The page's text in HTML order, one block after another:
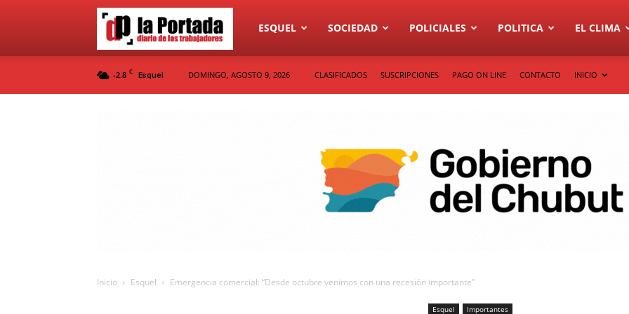
Diario
ESQUEL SOCIEDAD POLICIALES POLITICA EL CLIMA
-2.8 C Esquel DOMINGO, AGOSTO 9, 2026 CLASIFICADOS SUSCRIPCIONES PAGO ON LINE CONTACTO INICIO
Inicio Esquel Emergencia comercial: “Desde octubre venimos con una recesión importante”
Esquel Importantes